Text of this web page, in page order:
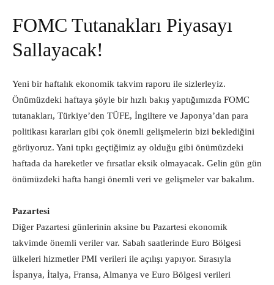
FOMC Tutanakları Piyasayı
Sallayacak!
Yeni bir haftalık ekonomik takvim raporu ile sizlerleyiz.
Önümüzdeki haftaya şöyle bir hızlı bakış yaptığımızda FOMC
tutanakları, Türkiye’den TÜFE, İngiltere ve Japonya’dan para
politikası kararları gibi çok önemli gelişmelerin bizi beklediğini
görüyoruz. Yani tıpkı geçtiğimiz ay olduğu gibi önümüzdeki
haftada da hareketler ve fırsatlar eksik olmayacak. Gelin gün gün
önümüzdeki hafta hangi önemli veri ve gelişmeler var bakalım.
Pazartesi
Diğer Pazartesi günlerinin aksine bu Pazartesi ekonomik
takvimde önemli veriler var. Sabah saatlerinde Euro Bölgesi
ülkeleri hizmetler PMI verileri ile açılışı yapıyor. Sırasıyla
İspanya, İtalya, Fransa, Almanya ve Euro Bölgesi verileri